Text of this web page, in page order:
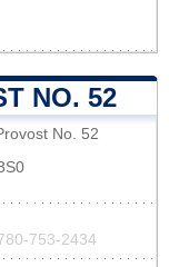
NO. 52
No. 52
753-2434